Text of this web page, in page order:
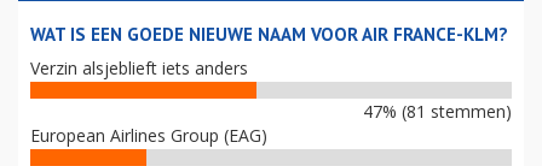
WAT IS EEN GOEDE NIEUWE NAAM VOOR AIR FRANCE-KLM?
Verzin alsjeblieft iets anders
47% (81 stemmen)
European Airlines Group (EAG)